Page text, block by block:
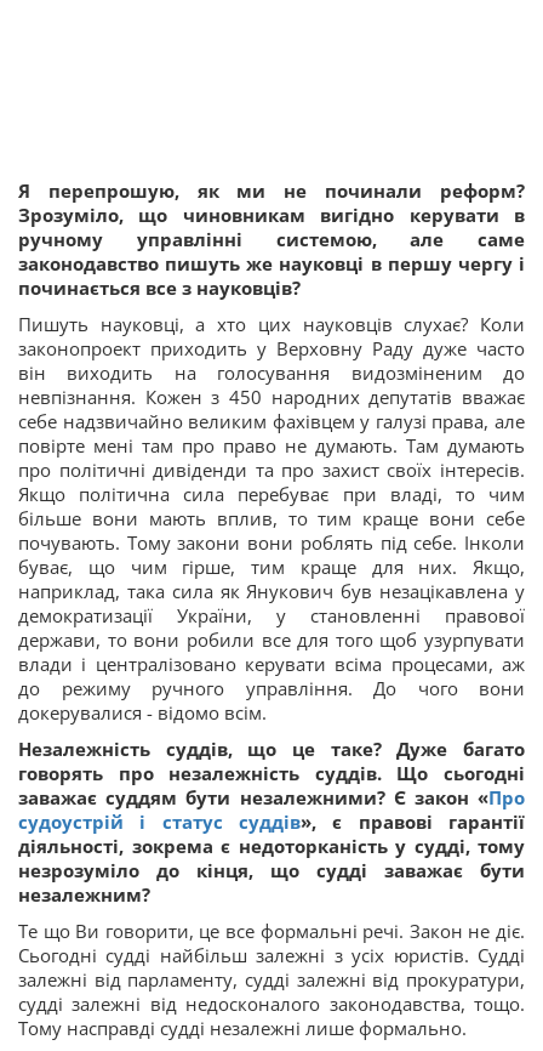
Я перепрошую, як ми не починали реформ?
Зрозуміло, що чиновникам вигідно керувати в
ручному управлінні системою, але саме
законодавство пишуть же науковці в першу чергу і
починається все з науковців?
Пишуть науковці, а хто цих науковців слухає? Коли
законопроект приходить у Верховну Раду дуже часто
він виходить на голосування видозміненим до
невпізнання. Кожен з 450 народних депутатів вважає
себе надзвичайно великим фахівцем у галузі права, але
повірте мені там про право не думають. Там думають
про політичні дивіденди та про захист своїх інтересів.
Якщо політична сила перебуває при владі, то чим
більше вони мають вплив, то тим краще вони себе
почувають. Тому закони вони роблять під себе. Інколи
буває, що чим гірше, тим краще для них. Якщо,
наприклад, така сила як Янукович був незацікавлена у
демократизації України, у становленні правової
держави, то вони робили все для того щоб узурпувати
влади і централізовано керувати всіма процесами, аж
до режиму ручного управління. До чого вони
докерувалися - відомо всім.
Незалежність суддів, що це таке? Дуже багато
говорять про незалежність суддів. Що сьогодні
заважає суддям бути незалежними? Є закон «Про
судоустрій і статус суддів», є правові гарантії
діяльності, зокрема є недоторканість у судді, тому
незрозуміло до кінця, що судді заважає бути
незалежним?
Те що Ви говорити, це все формальні речі. Закон не діє.
Сьогодні судді найбільш залежні з усіх юристів. Судді
залежні від парламенту, судді залежні від прокуратури,
судді залежні від недосконалого законодавства, тощо.
Тому насправді судді незалежні лише формально.